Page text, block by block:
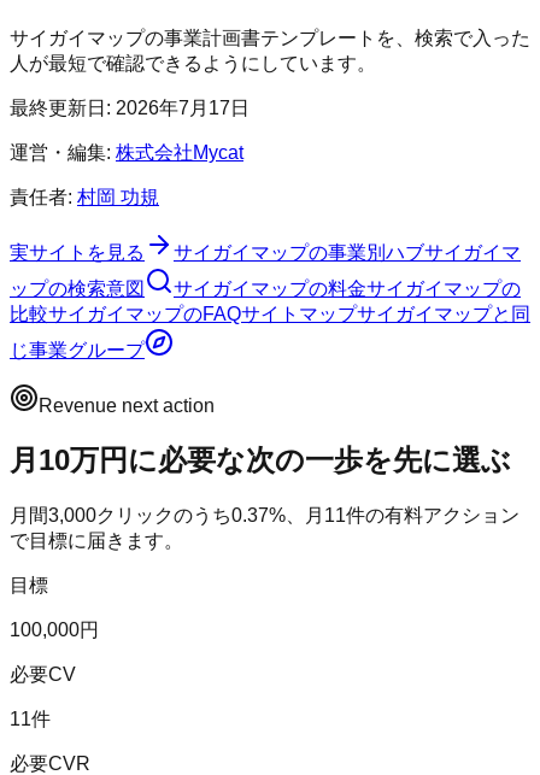
サイガイマップの事業計画書テンプレートを、検索で入った
人が最短で確認できるようにしています。
最終更新日: 2026年7月17日
運営・編集: 株式会社Mycat
責任者: 村岡 功規
実サイトを見る サイガイマップの事業別ハブサイガイマ
ップの検索意図 サイガイマップの料金サイガイマップの
比較サイガイマップのFAQサイトマップサイガイマップと同
じ事業グループ
Revenue next action
月10万円に必要な次の一歩を先に選ぶ
月間3,000クリックのうち0.37%、月 11件の有料アクション
で目標に届きます。
目標
100,000円
必要CV
11件
必要CVR